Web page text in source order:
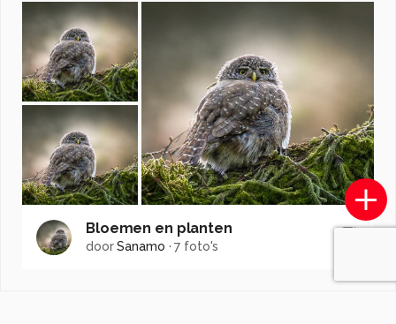
Bloemen en planten
doorSanamo ·7 foto's